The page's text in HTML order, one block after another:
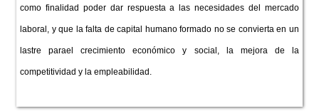
como finalidad poder dar respuesta a las necesidades del mercado
laboral, y que la falta de capital humano formado no se convierta en un
lastre parael crecimiento económico y social, la mejora de la
competitividad y la empleabilidad.